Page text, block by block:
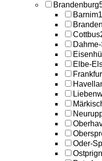
Brandenburg
Barnim1
Cottbus
Elbe-
Oder-